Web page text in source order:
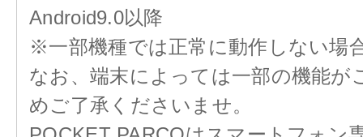
Android9.0以降
※一部機種では正常に動作しない場
なお、端末によっては一部の機能
めご了承くださいませ。